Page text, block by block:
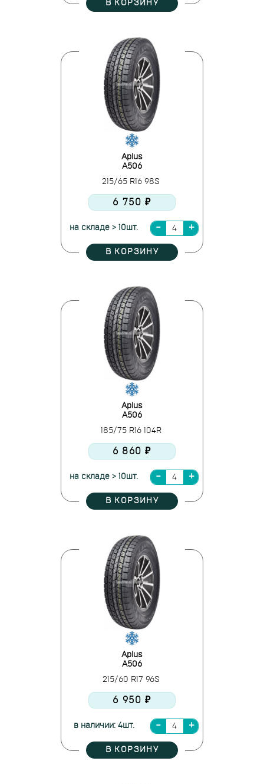
В КОРЗИНУ
Aplus
A506
215/65 R16 98S
6 750 ₽
на складе > 10шт.
В КОРЗИНУ
Aplus
A506
185/75 R16 104R
6 860 ₽
на складе > 10шт.
В КОРЗИНУ
Aplus
A506
215/60 R17 96S
6 950 ₽
в наличии: 4шт.
В КОРЗИНУ